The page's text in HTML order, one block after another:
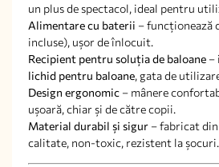
un plus de spectacol, ideal pentru
Alimentare cu baterii – funcționează
incluse), ușor de înlocuit.
Recipient pentru soluția de baloane –
lichid pentru baloane, gata de
Design ergonomic – mânere
ușoară, chiar și de către copii.
Material durabil și sigur – fabricat
calitate, non-toxic, rezistent la șocuri.